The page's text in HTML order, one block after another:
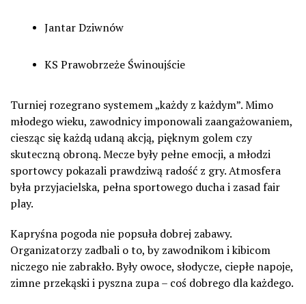
Jantar Dziwnów
KS Prawobrzeże Świnoujście
Turniej rozegrano systemem „każdy z każdym”. Mimo
młodego wieku, zawodnicy imponowali zaangażowaniem,
ciesząc się każdą udaną akcją, pięknym golem czy
skuteczną obroną. Mecze były pełne emocji, a młodzi
sportowcy pokazali prawdziwą radość z gry. Atmosfera
była przyjacielska, pełna sportowego ducha i zasad fair
play.
Kapryśna pogoda nie popsuła dobrej zabawy.
Organizatorzy zadbali o to, by zawodnikom i kibicom
niczego nie zabrakło. Były owoce, słodycze, ciepłe napoje,
zimne przekąski i pyszna zupa – coś dobrego dla każdego.